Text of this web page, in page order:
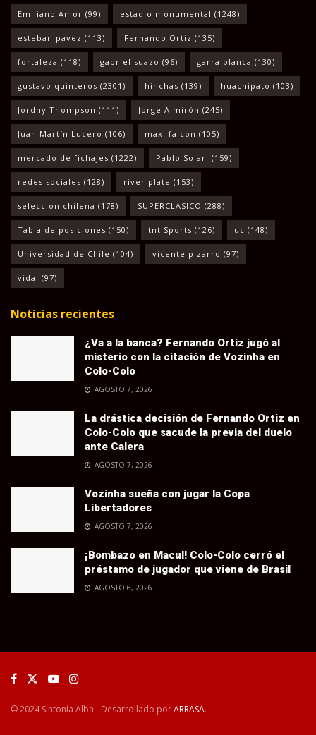
Emiliano Amor (99) estadio monumental (1248)
esteban pavez (113) Fernando Ortiz (135)
fortaleza (118) gabriel suazo (96) garra blanca (130)
gustavo quinteros (2301) hinchas (139) huachipato (103)
Jordhy Thompson (111) Jorge Almirón (245)
Juan Martín Lucero (106) maxi falcon (105)
mercado de fichajes (1222) Pablo Solari (159)
redes sociales (128) river plate (153)
seleccion chilena (178) SUPERCLASICO (288)
Tabla de posiciones (150) tnt Sports (126) uc (148)
Universidad de Chile (104) vicente pizarro (97)
vidal (97)
Noticias recientes
¿Va a la banca? Fernando Ortiz jugó al
misterio con la citación de Vozinha en
Colo-Colo
AGOSTO 7, 2026
La drástica decisión de Fernando Ortiz en
Colo-Colo que sacude la previa del duelo
ante Calera
AGOSTO 7, 2026
Vozinha sueña con jugar la Copa
Libertadores
AGOSTO 7, 2026
¡Bombazo en Macul! Colo-Colo cerró el
préstamo de jugador que viene de Brasil
AGOSTO 6, 2026
© 2024 Sintonía Alba - Desarrollado porARRASA.